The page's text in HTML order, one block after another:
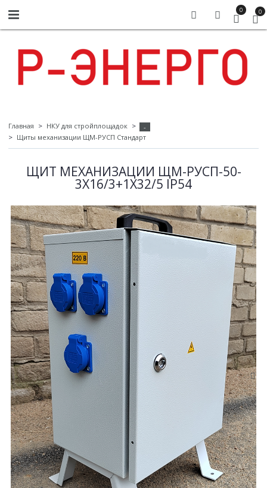
0 0
Главная НКУ для стройплощадок
-
Щиты механизации ЩМ-РУСП Стандарт
ЩИТ МЕХАНИЗАЦИИ ЩМ-РУСП-50-
3Х16/3+1Х32/5 IP54